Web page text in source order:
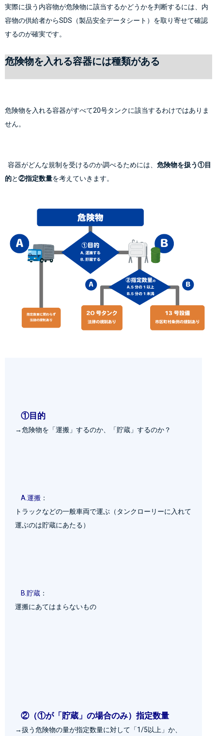
実際に扱う内容物が危険物に該当するかどうかを判断するには、内
容物の供給者からSDS（製品安全データシート）を取り寄せて確認
危険物を入れる容器には種類がある
危険物を入れる容器がすべて20号タンクに該当するわけではありま
せん。
  容器がどんな規制を受けるのか調べるためには、
危険物を扱う①目
的と②指定数量
①目的
→危険物を「運搬」するのか、「貯蔵」するのか？
A.運搬 ：
トラックなどの一般車両で運ぶ（タンクローリーに入れて
運ぶのは貯蔵にあたる）
B.貯蔵 ：
運搬にあてはまらないもの
②（①が「貯蔵」の場合のみ）指定数量
→扱う危険物の量が指定数量に対して「1/5以上」か、